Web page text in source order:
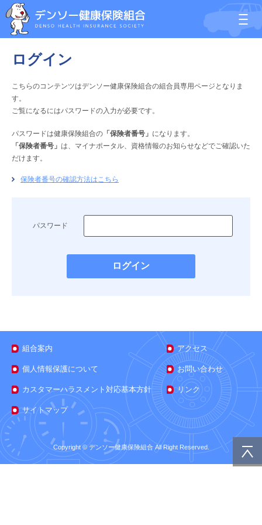
ログイン
こちらのコンテンツはデンソー健康保険組合の組合員専用ページとなりま
す。
ご覧になるにはパスワードの入力が必要です。
パスワードは健康保険組合の 「保険者番号」 になります。
「保険者番号」 は、マイナポータル、資格情報のお知らせなどでご確認いた
だけます。
保険者番号の確認方法はこちら
パスワード
組合案内 アクセス
個人情報保護について お問い合わせ
カスタマーハラスメント対応基本方針 リンク
サイトマップ
Copyright © デンソー健康保険組合 All Right Reserved.